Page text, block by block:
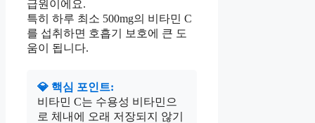
급원이에요.
특히 하루 최소 500mg의 비타민 C
를 섭취하면 호흡기 보호에 큰 도
움이 됩니다.
💎 핵심 포인트:
비타민 C는 수용성 비타민으
로 체내에 오래 저장되지 않기